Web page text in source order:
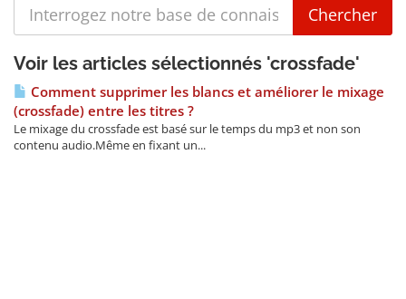
Voir les articles sélectionnés 'crossfade'
Comment supprimer les blancs et améliorer le mixage
(crossfade) entre les titres ?
Le mixage du crossfade est basé sur le temps du mp3 et non son
contenu audio.Même en fixant un...